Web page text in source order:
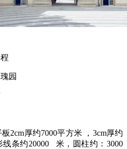
园
厚约7000平方米 ，3cm厚约
线条约20000 米，圆柱约：3000